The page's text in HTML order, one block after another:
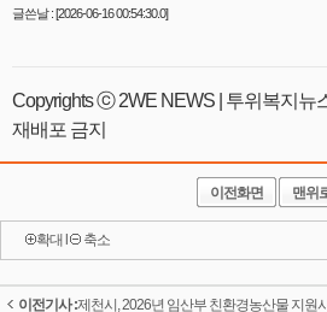
글쓴날 : [2026-06-16 00:54:30.0]
Copyrights ⓒ 2WE NEWS | 투위복지뉴
재배포 금지
이전화면 맨위
확대 축소
이전기사 :제천시, 2026년 임산부 친환경농산물 지원